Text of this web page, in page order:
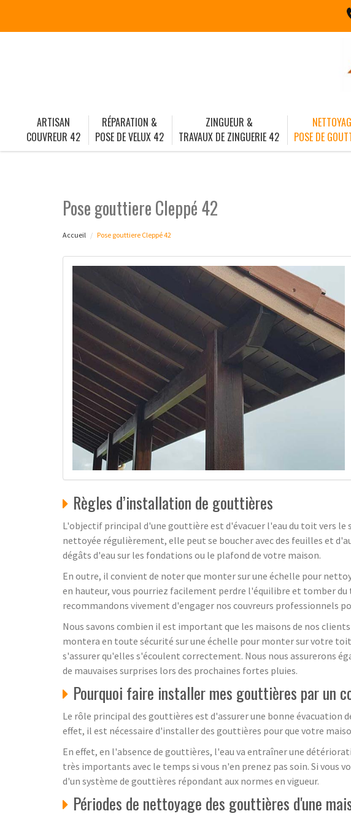
ARTISAN
COUVREUR 42
RÉPARATION &
POSE DE VELUX 42
ZINGUEUR &
TRAVAUX DE ZINGUERIE 42
POSE DE
Pose gouttiere Cleppé 42
Accueil Pose gouttiere Cleppé 42
Règles d’installation de gouttières
L'objectif principal d'une gouttière est d'évacuer l'eau du toit vers
nettoyée régulièrement, elle peut se boucher avec des feuilles et
dégâts d'eau sur les fondations ou le plafond de votre maison.
En outre, il convient de noter que monter sur une échelle pour
en hauteur, vous pourriez facilement perdre l'équilibre et tomber
recommandons vivement d'engager nos couvreurs professionnels
Nous savons combien il est important que les maisons de nos
montera en toute sécurité sur une échelle pour monter sur votre
s'assurer qu'elles s'écoulent correctement. Nous nous assurerons
de mauvaises surprises lors des prochaines fortes pluies.
Pourquoi faire installer mes gouttières par un
Le rôle principal des gouttières est d'assurer une bonne
effet, il est nécessaire d'installer des gouttières pour que votre
En effet, en l'absence de gouttières, l'eau va entraîner une
très importants avec le temps si vous n'en prenez pas soin. Si vous
d'un système de gouttières répondant aux normes en vigueur.
Périodes de nettoyage des gouttières d'une